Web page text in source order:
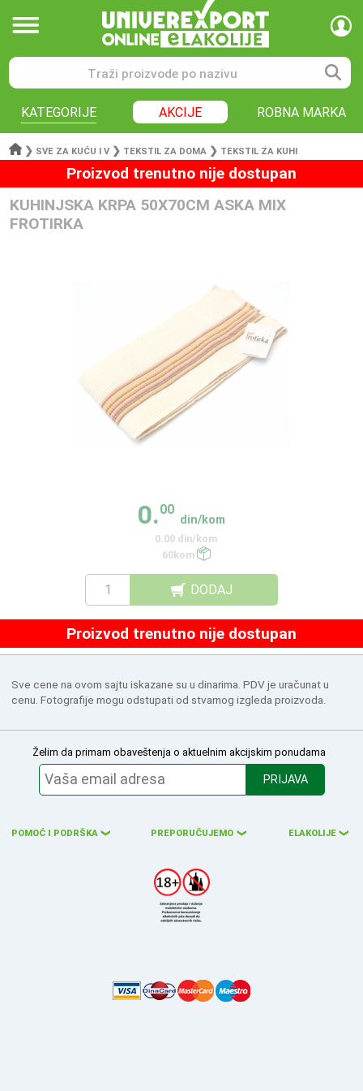
KATEGORIJE AKCIJE ROBNA MARKA
❯ SVE ZA KUĆU I V ❯ TEKSTIL ZA DOMA ❯ TEKSTIL ZA KUHI
Proizvod trenutno nije dostupan
KUHINJSKA KRPA 50X70CM ASKA MIX
FROTIRKA
0.00
din/kom
0.00 din/kom
60kom
DODAJ
Proizvod trenutno nije dostupan
Sve cene na ovom sajtu iskazane su u dinarima. PDV je uračunat u
cenu. Fotografije mogu odstupati od stvarnog izgleda proizvoda.
Želim da primam obaveštenja o aktuelnim akcijskim ponudama
PRIJAVA
POMOĆ I PODRŠKA ❮ PREPORUČUJEMO ❮ ELAKOLIJE ❮